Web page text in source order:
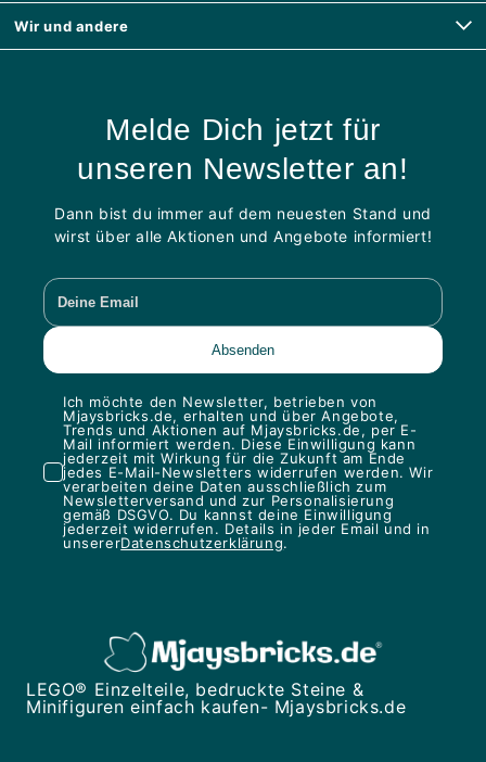
Wir und andere
Melde Dich jetzt für
unseren Newsletter an!
Dann bist du immer auf dem neuesten Stand und
wirst über alle Aktionen und Angebote informiert!
Ich möchte den Newsletter, betrieben von
Mjaysbricks.de, erhalten und über Angebote,
Trends und Aktionen auf Mjaysbricks.de, per E-
Mail informiert werden. Diese Einwilligung kann
jederzeit mit Wirkung für die Zukunft am Ende
jedes E-Mail-Newsletters widerrufen werden. Wir
verarbeiten deine Daten ausschließlich zum
Newsletterversand und zur Personalisierung
gemäß DSGVO. Du kannst deine Einwilligung
jederzeit widerrufen. Details in jeder Email und in
unsererDatenschutzerklärung.
LEGO® Einzelteile, bedruckte Steine &
Minifiguren einfach kaufen- Mjaysbricks.de